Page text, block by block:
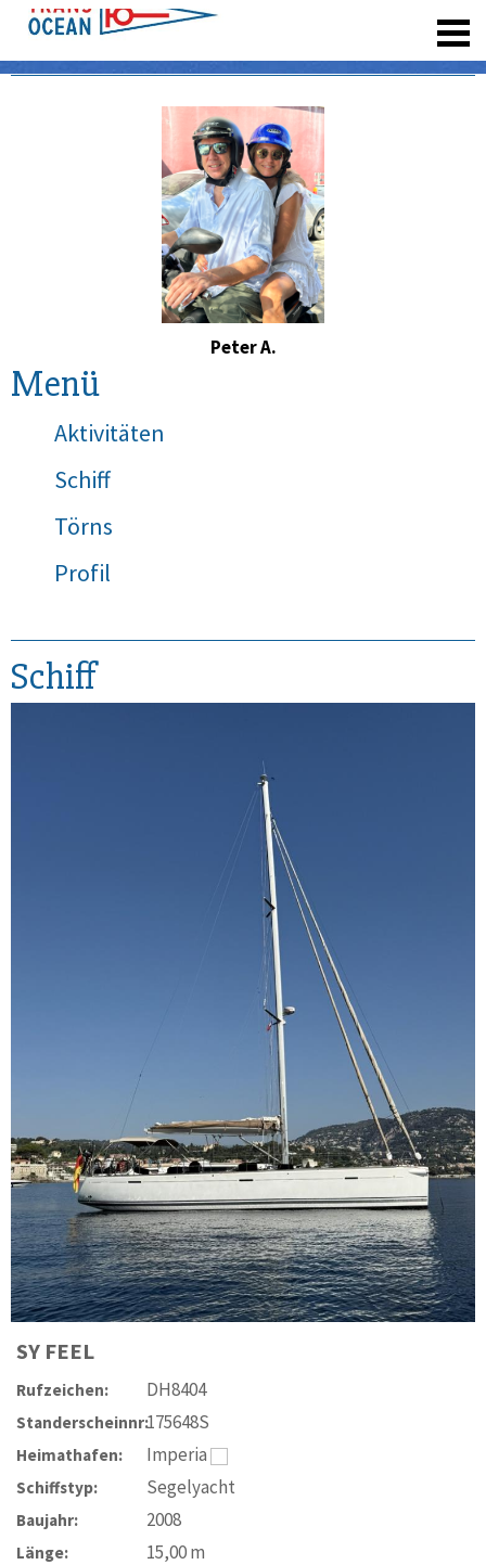
Peter A.
Menü
Aktivitäten
Schiff
Törns
Profil
Schiff
SY FEEL
Rufzeichen: DH8404
Standerscheinnr:175648S
Heimathafen: Imperia
Schiffstyp: Segelyacht
Baujahr: 2008
Länge: 15,00m